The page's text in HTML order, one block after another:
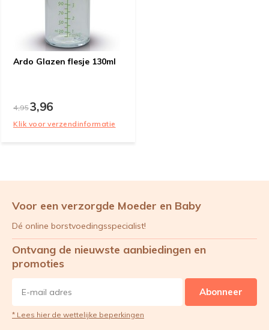
Ardo Glazen flesje 130ml
4,953,96
Klik voor verzendinformatie
Voor een verzorgde Moeder en Baby
Dé online borstvoedingsspecialist!
Ontvang de nieuwste aanbiedingen en
promoties
Abonneer
* Lees hier de wettelijke beperkingen